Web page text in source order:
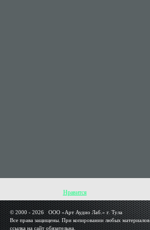
Нравится
© 2000 - 2026 OOO «Арт Аудио Лаб.» г. Тула
Все права защищены. При копировании любых материалов
ссылка на сайт обязательна.